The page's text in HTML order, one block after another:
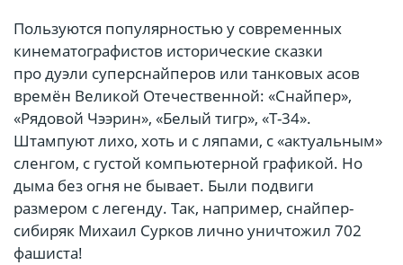
Пользуются популярностью у современных
кинематографистов исторические сказки
про дуэли суперснайперов или танковых асов
времён Великой Отечественной: «Снайпер»,
«Рядовой Чээрин», «Белый тигр», «Т-34».
Штампуют лихо, хоть и с ляпами, с «актуальным»
сленгом, с густой компьютерной графикой. Но
дыма без огня не бывает. Были подвиги
размером с легенду. Так, например, снайпер-
сибиряк Михаил Сурков лично уничтожил 702
фашиста!